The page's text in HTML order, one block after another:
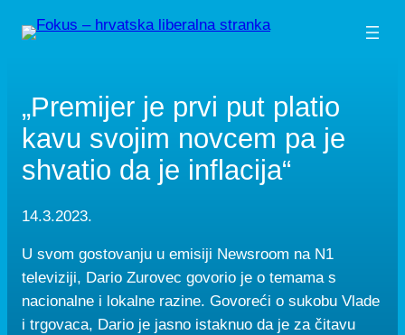
„Premijer je prvi put platio
kavu svojim novcem pa je
shvatio da je inflacija“
14.3.2023.
U svom gostovanju u emisiji Newsroom na N1
televiziji, Dario Zurovec govorio je o temama s
nacionalne i lokalne razine. Govoreći o sukobu Vlade
i trgovaca, Dario je jasno istaknuo da je za čitavu